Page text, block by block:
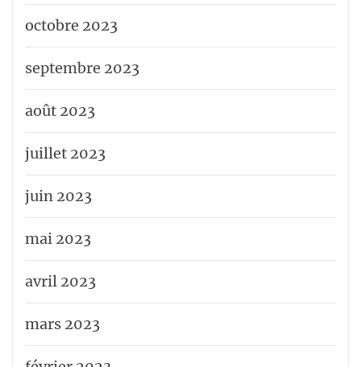
octobre 2023
septembre 2023
août 2023
juillet 2023
juin 2023
mai 2023
avril 2023
mars 2023